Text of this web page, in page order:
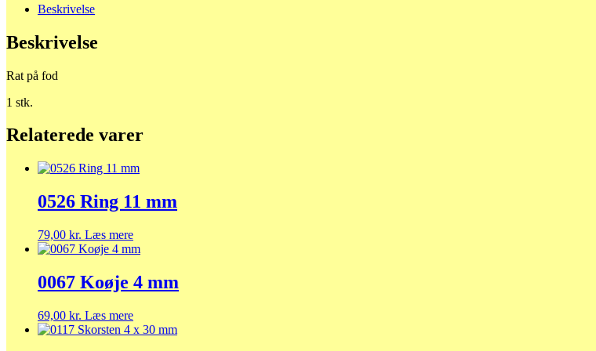
Beskrivelse
Beskrivelse
Rat på fod
1 stk.
Relaterede varer
0526 Ring 11 mm
79,00 kr. Læs mere
0067 Koøje 4 mm
69,00 kr. Læs mere